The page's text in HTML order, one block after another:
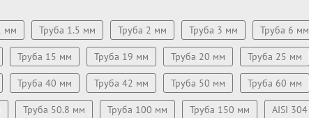
мм Труба 1.5 мм Труба 2 мм Труба 3 мм Труба 6 мм
Труба 15 мм Труба 19 мм Труба 20 мм Труба 25 мм
Труба 40 мм Труба 42 мм Труба 50 мм Труба 60 мм
Труба 50.8 мм Труба 100 мм Труба 150 мм AISI 304